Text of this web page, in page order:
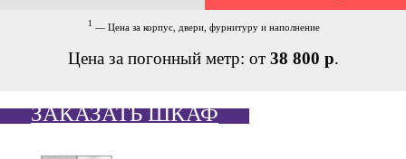
1 — Цена за корпус, двери, фурнитуру и наполнение
Цена за погонный метр: от 38 800 р.
ЗАКАЗАТЬ ШКАФ